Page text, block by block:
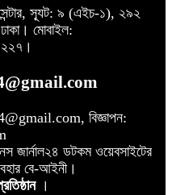
সেন্টার, স্যূট: ৯ (এইচ-১), ২৯২
মোবাইল:
বিজ্ঞাপন:
জার্নাল২৪ ডটকম ওয়েবসাইটের
বে-আইনী।
।